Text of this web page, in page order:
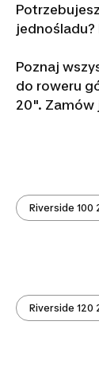
Poznaj
do roweru
20". Zamów
Riverside 100
Riverside 120